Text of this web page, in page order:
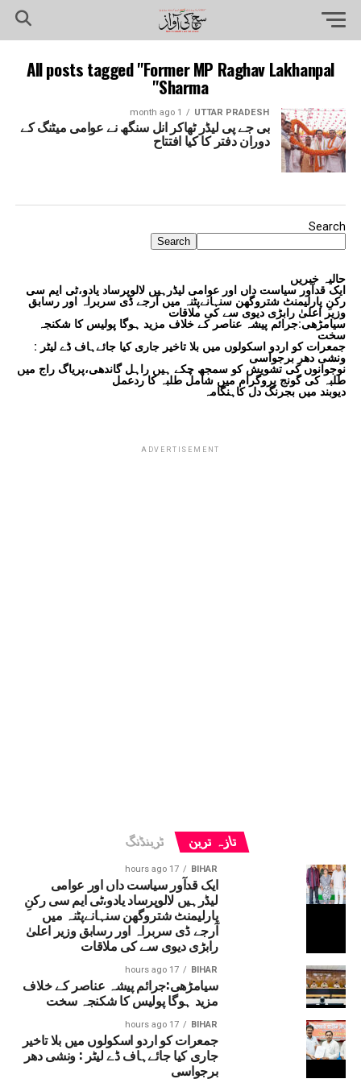
All posts tagged "Former MP Raghav Lakhanpal
Sharma"
UTTAR PRADESH
1 month ago
بی جے پی لیڈر ٹھاکر انل سنگھ نے عوامی میٹنگ کے
دوران دفتر کا کیا افتتاح
Search
Search
حالیہ خبریں
ایک قدآور سیاست داں اور عوامی لیڈرہیں لالوپرساد یادو،ٹی ایم سی
رکنِ پارلیمنٹ شتروگھن سنہانےپٹنہ میں آرجے ڈی سربراہ اور رسابق
وزیر اعلیٰ رابڑی دیوی سے کی ملاقات
سیامڑھی:جرائم پیشہ عناصر کے خلاف مزید ہوگا پولیس کا شکنجہ
سخت
جمعرات کو اردو اسکولوں میں بلا تاخیر جاری کیا جائےہاف ڈے لیٹر :
ونشی دھر برجواسی
نوجوانوں کی تشویش کو سمجھ چکے ہیں راہل گاندھی،پریاگ راج میں
طلبہ کی گونج پروگرام میں شامل طلبہ کا ردعمل
دیوبند میں بجرنگ دل کاہنگامہ
ADVERTISEMENT
تازہ ترین ٹرینڈنگ
BIHAR
17 hours ago
ایک قدآور سیاست داں اور عوامی
لیڈرہیں لالوپرساد یادو،ٹی ایم سی رکنِ
پارلیمنٹ شتروگھن سنہانےپٹنہ میں
آرجے ڈی سربراہ اور رسابق وزیر اعلیٰ
رابڑی دیوی سے کی ملاقات
BIHAR
17 hours ago
سیامڑھی:جرائم پیشہ عناصر کے خلاف
مزید ہوگا پولیس کا شکنجہ سخت
BIHAR
17 hours ago
جمعرات کو اردو اسکولوں میں بلا تاخیر
جاری کیا جائےہاف ڈے لیٹر : ونشی دھر
برجواسی